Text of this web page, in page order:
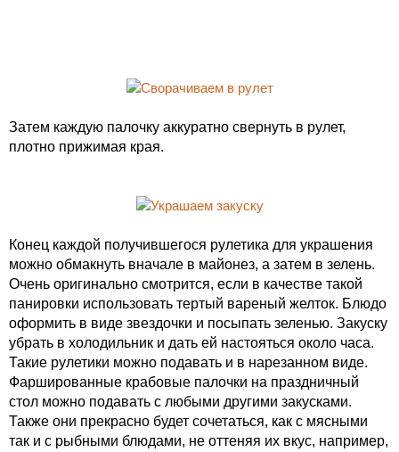
Затем каждую палочку аккуратно свернуть в рулет,
плотно прижимая края.
Конец каждой получившегося рулетика для украшения
можно обмакнуть вначале в майонез, а затем в зелень.
Очень оригинально смотрится, если в качестве такой
панировки использовать тертый вареный желток. Блюдо
оформить в виде звездочки и посыпать зеленью. Закуску
убрать в холодильник и дать ей настояться около часа.
Такие рулетики можно подавать и в нарезанном виде.
Фаршированные крабовые палочки на праздничный
стол можно подавать с любыми другими закусками.
Также они прекрасно будет сочетаться, как с мясными
так и с рыбными блюдами, не оттеняя их вкус, например,